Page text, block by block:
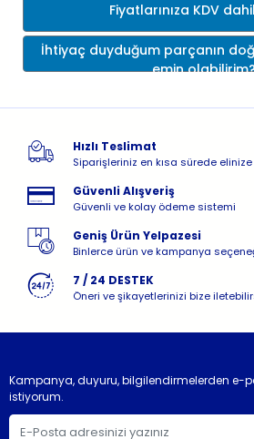
Fiyatlarınıza KDV
İhtiyaç duyduğum parçanın
emin
Hızlı Teslimat
Siparişleriniz en kısa sürede elinize
Güvenli Alışveriş
Güvenli ve kolay ödeme sistemi
Geniş Ürün Yelpazesi
Binlerce ürün ve kampanya
7 / 24 DESTEK
Öneri ve şikayetlerinizi bize
Kampanya, duyuru, bilgilendirmelerden e-
istiyorum.